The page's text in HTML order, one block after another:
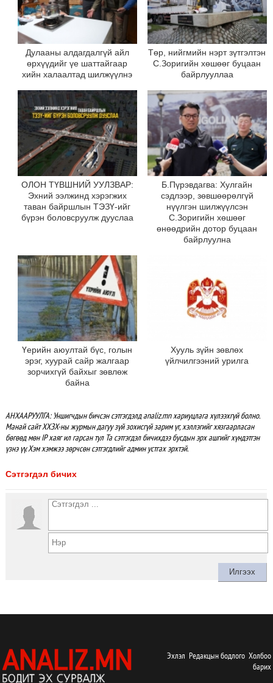
Дулааны алдагдалгүй айл
өрхүүдийг үе шаттайгаар
хийн халаалтад шилжүүлнэ
Төр, нийгмийн нэрт зүтгэлтэн
С.Зоригийн хөшөөг буцаан
байрлууллаа
ОЛОН ТҮВШНИЙ УУЛЗВАР:
Эхний ээлжинд хэрэгжих
таван байршлын ТЭЗҮ-ийг
бүрэн боловсруулж дууслаа
Б.Пүрэвдагва: Хулгайн
сэдлээр, зөвшөөрөлгүй
нүүлгэн шилжүүлсэн
С.Зоригийн хөшөөг
өнөөдрийн дотор буцаан
байрлуулна
Үерийн аюултай бүс, голын
эрэг, хуурай сайр жалгаар
зорчихгүй байхыг зөвлөж
байна
Хууль зүйн зөвлөх
үйлчилгээний урилга
АНХААРУУЛГА: Уншигчдын бичсэн сэтгэгдэлд analiz.mn хариуцлага хүлээхгүй болно.
Манай сайт ХХЗХ-ны журмын дагуу зүй зохисгүй зарим үг, хэллэгийг хязгаарласан
бөгөөд мөн IP хаяг ил гарсан тул Та сэтгэгдэл бичихдээ бусдын эрх ашгийг хүндэтгэн
үзнэ үү. Хэм хэмжээ зөрчсөн сэтгэгдлийг админ устгах эрхтэй.
Сэтгэгдэл бичих
Эхлэл Редакцын бодлого Холбоо
барих